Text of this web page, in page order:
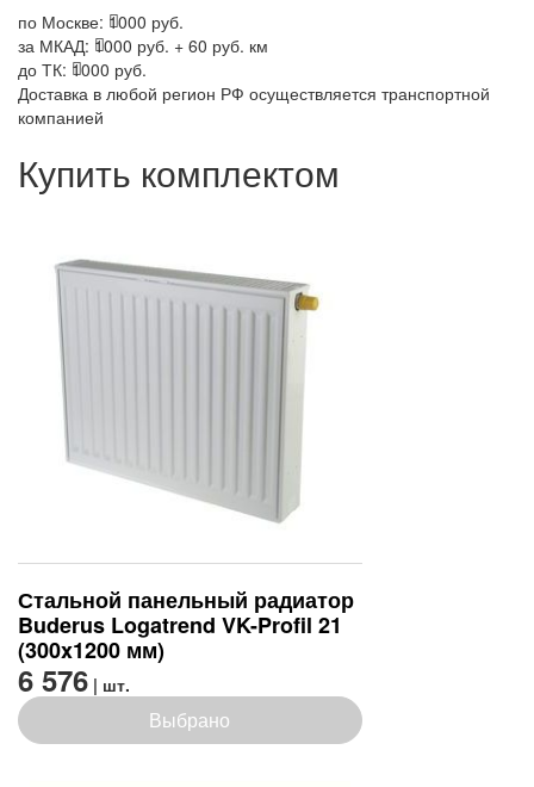
по Москве: 1000 руб.
за МКАД: 1000 руб. + 60 руб. км
до ТК: 1000 руб.
Доставка в любой регион РФ осуществляется транспортной
компанией
Купить комплектом
Стальной панельный радиатор
Buderus Logatrend VK-Profil 21
(300x1200 мм)
6 576 | шт.
Выбрано